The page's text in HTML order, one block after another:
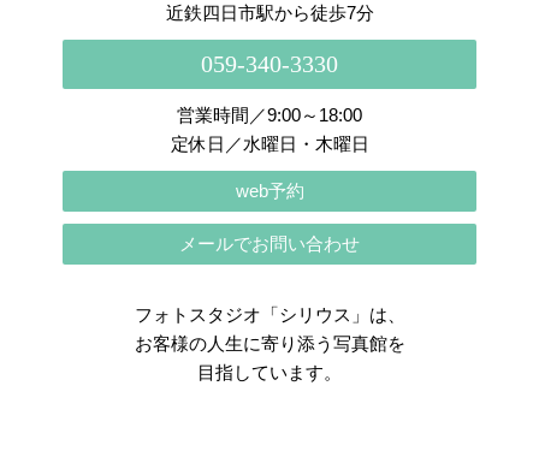
近鉄四日市駅から徒歩7分
059-340-3330
営業時間／9:00～18:00
定休日／水曜日・木曜日
web予約
メールでお問い合わせ
フォトスタジオ「シリウス」は、
お客様の人生に寄り添う写真館を
目指しています。